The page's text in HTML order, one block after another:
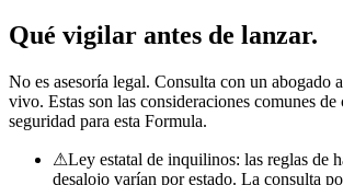
Qué vigilar antes de lanzar.
No es asesoría legal. Consulta con un abogado
vivo. Estas son las consideraciones comunes
seguridad para esta Formula.
⚠Ley estatal de inquilinos: las reglas de
desalojo varían por estado. La consulta